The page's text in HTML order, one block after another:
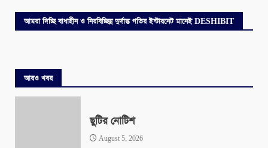
আমরা দিচ্ছি বাধাহীন ও নিরবিচ্ছিন্ন দুর্দান্ত গতির ইন্টারনেট মানেই DESHIBIT
আরও খবর
ছুটির নোটিশ
August 5, 2026